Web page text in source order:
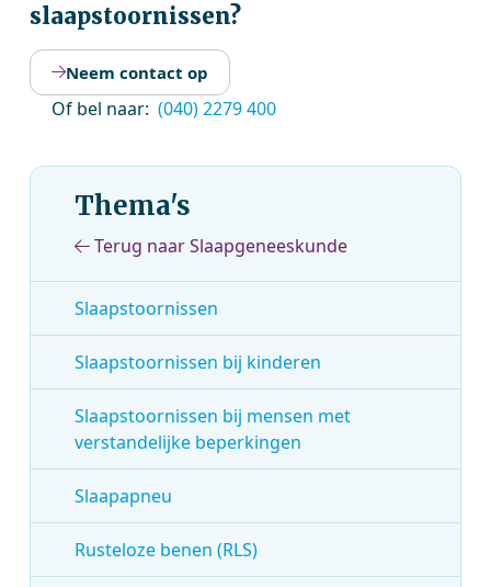
slaapstoornissen?
Neem contact op
Of bel naar: (040) 2279 400
Thema's
Terug naar Slaapgeneeskunde
Slaapstoornissen
Slaapstoornissen bij kinderen
Slaapstoornissen bij mensen met
verstandelijke beperkingen
Slaapapneu
Rusteloze benen (RLS)